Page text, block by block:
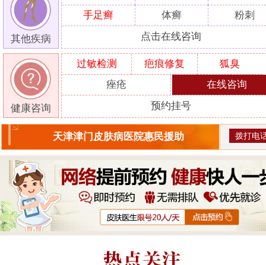
其他疾病
手足癣
体癣 粉刺
点击在线咨询
健康咨询
过敏检测 疤痕修复
狐臭
痤疮
在线咨询
预约挂号
天津津门皮肤病医院惠民援助 拨打电